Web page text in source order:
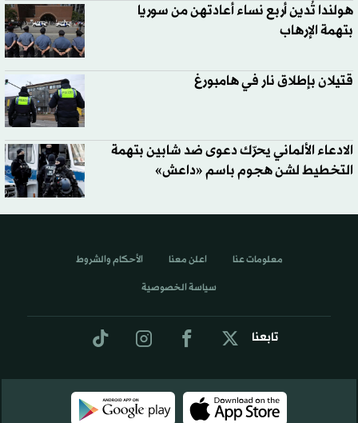
هولندا تُدين أربع نساء أعادتهن من سوريا
بتهمة الإرهاب
قتيلان بإطلاق نار في هامبورغ
الادعاء الألماني يحرّك دعوى ضد شابين بتهمة
التخطيط لشن هجوم باسم «داعش»
تابعنا
معلومات عنا اعلن معنا الأحكام والشروط
سياسة الخصوصية